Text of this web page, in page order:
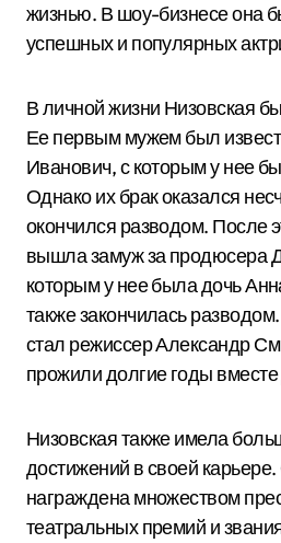
жизнью. В шоу-бизнесе она
успешных и популярных
В личной жизни Низовская
Ее первым мужем был
Иванович, с которым у нее
Однако их брак оказался
окончился разводом. После
вышла замуж за продюсера
которым у нее была дочь
также закончилась
стал режиссер Александр
прожили долгие годы
Низовская также имела
достижений в своей
награждена множеством
театральных премий и